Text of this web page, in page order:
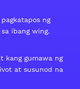
ng
ibang wing.
kang gumawa ng
at susunod na